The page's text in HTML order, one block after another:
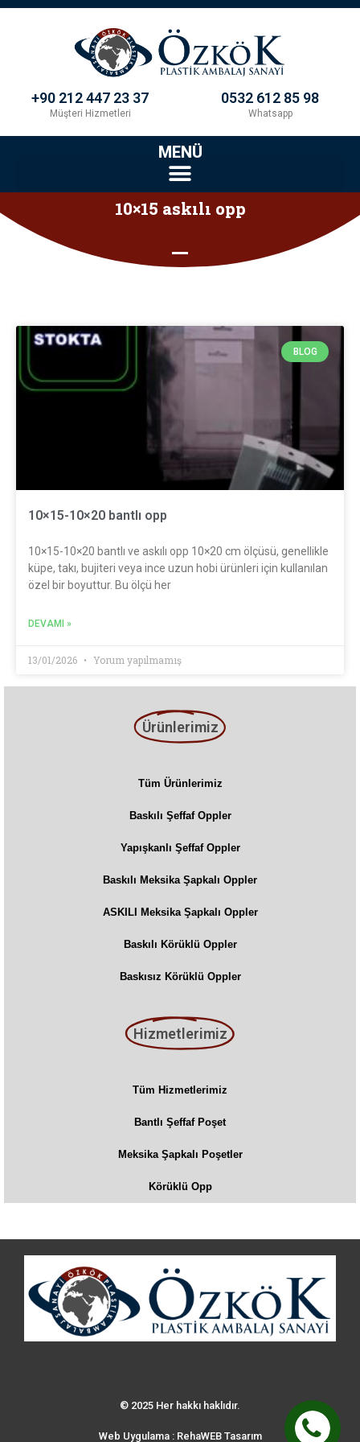
+90 212 447 23 37
Müşteri Hizmetleri
0532 612 85 98
Whatsapp
MENÜ
10×15 askılı opp
BLOG
10×15-10×20 bantlı opp
10×15-10×20 bantlı ve askılı opp ​10×20 cm ölçüsü, genellikle
küpe, takı, bujiteri veya ince uzun hobi ürünleri için kullanılan
özel bir boyuttur. Bu ölçü her
DEVAMI »
13/01/2026 Yorum yapılmamış
Ürünlerimiz
Tüm Ürünlerimiz
Baskılı Şeffaf Oppler
Yapışkanlı Şeffaf Oppler
Baskılı Meksika Şapkalı Oppler
ASKILI Meksika Şapkalı Oppler
Baskılı Körüklü Oppler
Baskısız Körüklü Oppler
Hizmetlerimiz
Tüm Hizmetlerimiz
Bantlı Şeffaf Poşet
Meksika Şapkalı Poşetler
Körüklü Opp
© 2025 Her hakkı haklıdır.
Web Uygulama : RehaWEB Tasarım